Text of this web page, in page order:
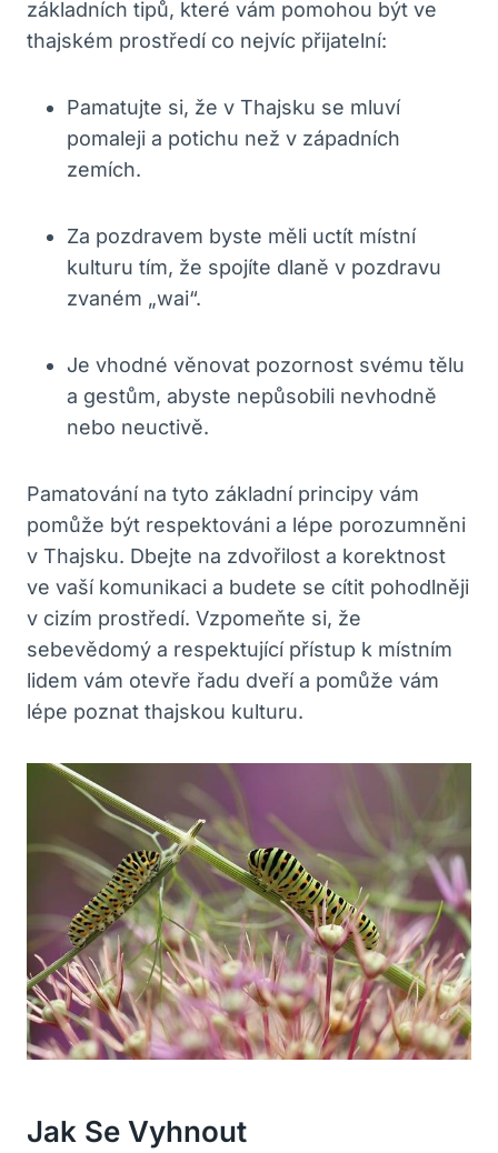
základních tipů, které vám pomohou být ve
thajském prostředí co nejvíc přijatelní:
Pamatujte si,‌ že v Thajsku se mluví
pomaleji a potichu než v západních
zemích.
Za pozdravem byste měli uctít místní
kulturu tím,​ že spojíte dlaně ‌v pozdravu
zvaném⁣ „wai“.
Je ⁣vhodné věnovat pozornost svému tělu
a gestům, abyste nepůsobili nevhodně
nebo neuctivě.
Pamatování⁤ na tyto základní principy vám
pomůže být respektováni a lépe porozumněni
v Thajsku. Dbejte na zdvořilost a korektnost
⁣ve vaší komunikaci a budete​ se cítit pohodlněji
v ​cizím prostředí. Vzpomeňte si, že
sebevědomý a respektující​ přístup k místním
lidem vám otevře řadu dveří a pomůže vám
lépe poznat thajskou kulturu.
Jak Se Vyhnout